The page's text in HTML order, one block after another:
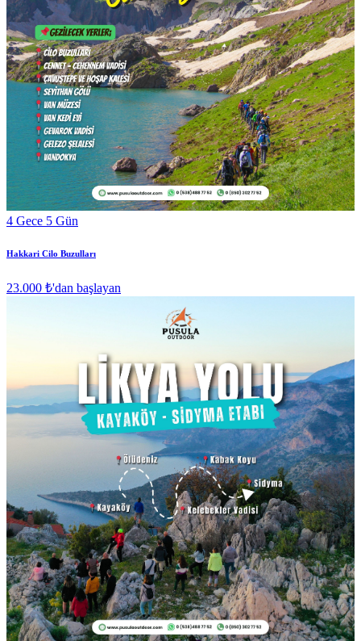
4 Gece 5 Gün
Hakkari Cilo Buzulları
23.000 ₺'dan başlayan